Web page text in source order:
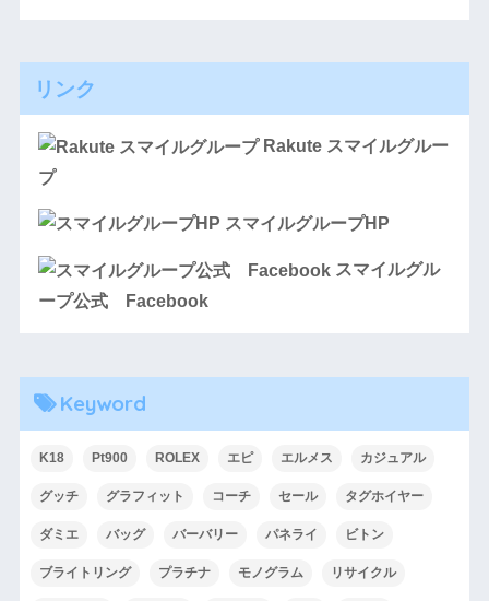
リンク
Rakute スマイルグルー
プ
スマイルグループHP
スマイルグル
ープ公式 Facebook
Keyword
K18 Pt900 ROLEX エピ エルメス カジュアル
グッチ グラフィット コーチ セール タグホイヤー
ダミエ バッグ バーバリー パネライ ビトン
ブライトリング プラチナ モノグラム リサイクル